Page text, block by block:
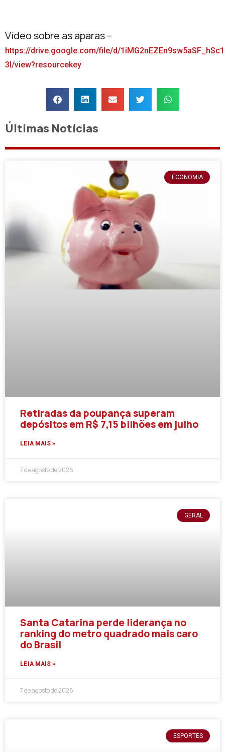
Vídeo sobre as aparas –
https://drive.google.com/file/d/
3I/view?resourcekey
Últimas Notícias
ECONOMIA
Retiradas da poupança superam
depósitos em R$ 7,15 bilhões em julho
LEIA MAIS »
7 de agosto de 2026
GERAL
Santa Catarina perde liderança no
ranking do metro quadrado mais caro
do Brasil
LEIA MAIS »
7 de agosto de 2026
ESPORTES